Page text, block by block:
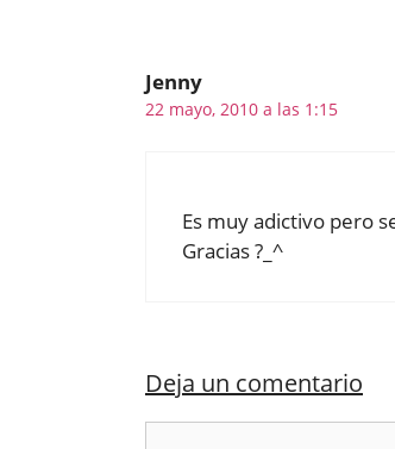
Jenny
22 mayo, 2010 a las 1:15
Es muy adictivo pero
Gracias ?_^
Deja un comentario